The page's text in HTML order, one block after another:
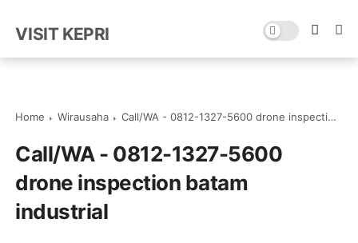
VISIT KEPRI
Home Wirausaha Call/WA - 0812-1327-5600 drone inspection batam industrial
Call/WA - 0812-1327-5600
drone inspection batam
industrial